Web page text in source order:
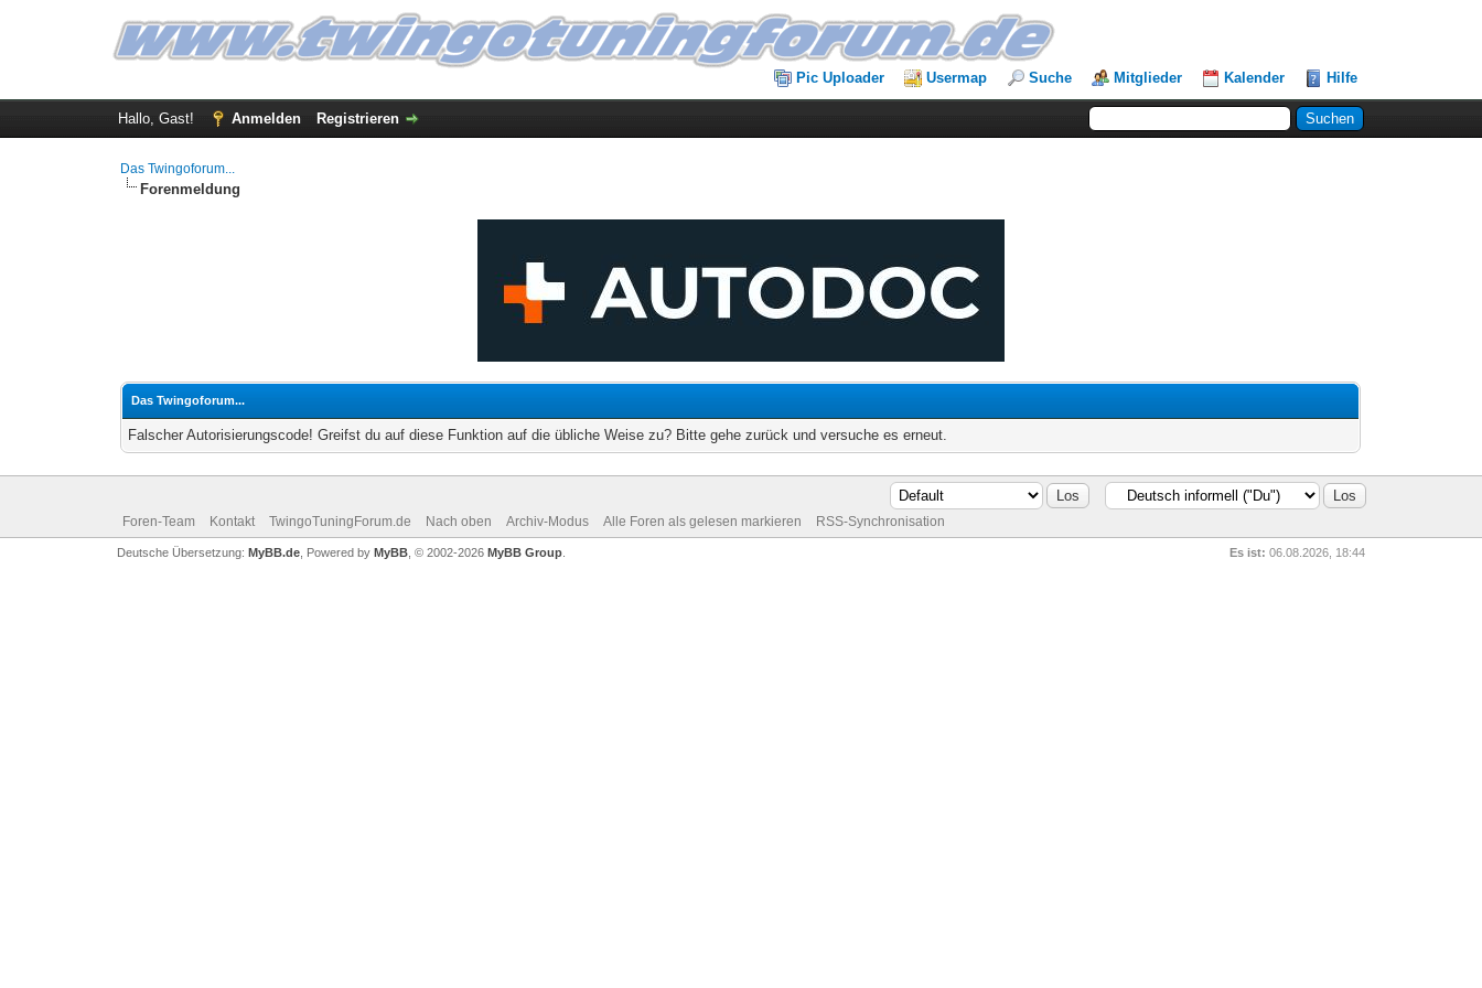
Pic Uploader Usermap Suche Mitglieder Kalender Hilfe
Hallo, Gast! Anmelden Registrieren
Das Twingoforum...
Forenmeldung
Das Twingoforum...
Falscher Autorisierungscode! Greifst du auf diese Funktion auf die übliche Weise zu? Bitte gehe zurück und versuche es erneut.
Foren-Team Kontakt TwingoTuningForum.de Nach oben Archiv-Modus Alle Foren als gelesen markieren RSS-Synchronisation
Es ist: 06.08.2026, 18:44
Deutsche Übersetzung: MyBB.de, Powered by MyBB, © 2002-2026 MyBB Group.